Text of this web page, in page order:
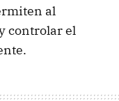
al
controlar el